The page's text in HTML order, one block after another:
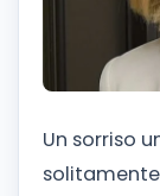
Un sorriso